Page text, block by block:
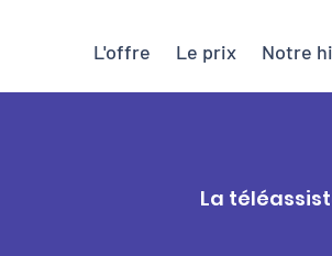
L'offre Le prix Notre
La